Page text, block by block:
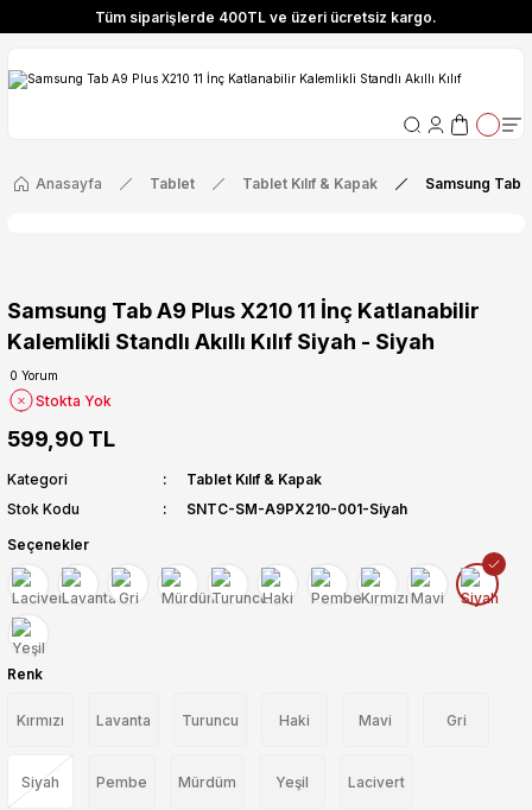
Tüm siparişlerde 400TL ve üzeri ücretsiz kargo.
Özel! YENI10 koduyla 400 TL ve üzeri alışverişlerinizde %10 indirim
Tüm siparişlerde 400TL ve üzeri ücretsiz kargo.
Özel! YENI10 koduyla 400 TL ve üzeri alışverişlerinizde %10 indirim
Anasayfa Tablet Tablet Kılıf & Kapak Samsung Tab
Samsung Tab A9 Plus X210 11 İnç Katlanabilir
Kalemlikli Standlı Akıllı Kılıf Siyah - Siyah
0 Yorum
Stokta Yok
599,90 TL
Kategori
Tablet Kılıf & Kapak
Stok Kodu
SNTC-SM-A9PX210-001-Siyah
Seçenekler
Renk
Kırmızı Lavanta Turuncu Haki Mavi Gri
Siyah Pembe Mürdüm Yeşil Lacivert